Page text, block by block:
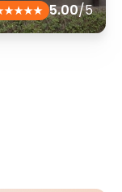
5.00/5